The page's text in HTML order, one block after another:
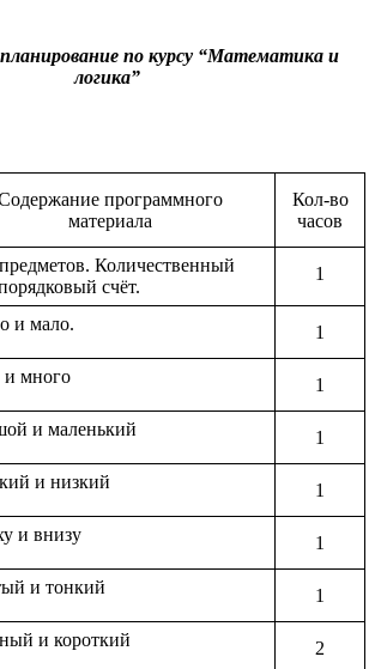
по курсу “Математика и
логика”
программного
материала
Кол-во
часов
Количественный
счёт.
1
и мало. 1
много 1
и маленький 1
и низкий 1
и внизу 1
и тонкий 1
и короткий 2